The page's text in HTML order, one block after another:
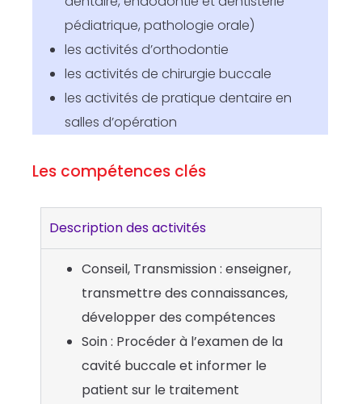
pédiatrique, pathologie orale)
les activités d’orthodontie
les activités de chirurgie buccale
les activités de pratique dentaire en
salles d’opération
Les compétences clés
Description des activités
Conseil, Transmission : enseigner,
transmettre des connaissances,
développer des compétences
Soin : Procéder à l’examen de la
cavité buccale et informer le
patient sur le traitement